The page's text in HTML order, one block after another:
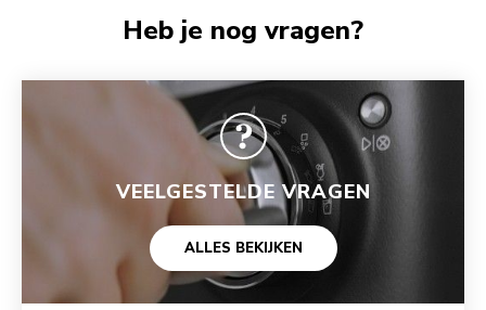
Heb je nog vragen?
VEELGESTELDE VRAGEN
ALLES BEKIJKEN